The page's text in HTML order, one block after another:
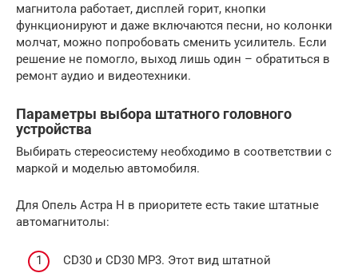
магнитола работает, дисплей горит, кнопки
функционируют и даже включаются песни, но колонки
молчат, можно попробовать сменить усилитель. Если
решение не помогло, выход лишь один – обратиться в
ремонт аудио и видеотехники.
Параметры выбора штатного головного
устройства
Выбирать стереосистему необходимо в соответствии с
маркой и моделью автомобиля.
Для Опель Астра H в приоритете есть такие штатные
автомагнитолы:
CD30 и CD30 MP3. Этот вид штатной